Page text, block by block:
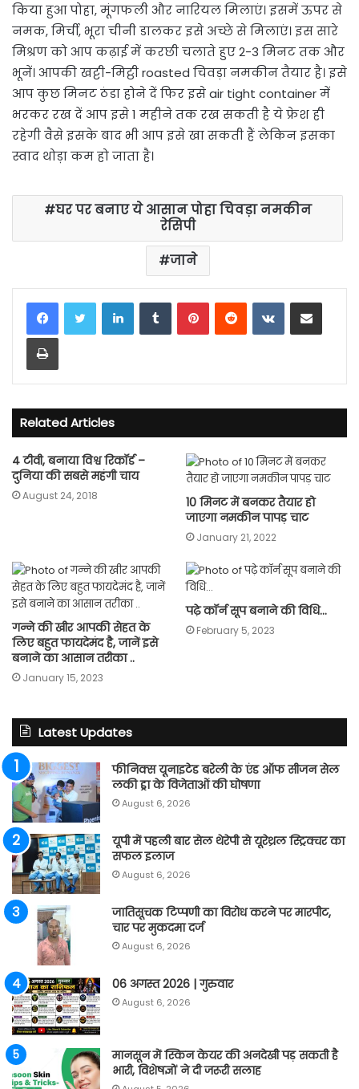
किया हुआ पोहा, मूंगफली और नारियल मिलाएं। इसमें ऊपर से
नमक, मिर्ची, भूरा चीनी डालकर इसे अच्छे से मिलाएं। इस सारे
मिश्रण को आप कढ़ाई में करछी चलाते हुए 2-3 मिनट तक और
भूनें। आपकी खट्टी-मिट्ठी roasted चिवड़ा नमकीन तैयार है। इसे
आप कुछ मिनट ठंडा होने दें फिर इसे air tight container में
भरकर रख दें आप इसे 1 महीने तक रख सकती है ये फ्रेश ही
रहेगी वैसे इसके बाद भी आप इसे खा सकती हैं लेकिन इसका
स्वाद थोड़ा कम हो जाता है।
घर पर बनाए ये आसान पोहा चिवड़ा नमकीन
रेसिपी
जाने
LinkedInTumblrPinterestReddit VKontakteShare via Email
Print
Related Articles
4 टीवी, बनाया विश्व रिकॉर्ड –
दुनिया की सबसे महंगी चाय
August 24, 2018
10 मिनट में बनकर तैयार हो
जाएगा नमकीन पापड़ चाट
January 21, 2022
गन्ने की खीर आपकी सेहत के
लिए बहुत फायदेमंद है, जानें इसे
बनाने का आसान तरीका ..
January 15, 2023
पढ़े कॉर्न सूप बनाने की विधि…
February 5, 2023
Latest Updates
फीनिक्स यूनाइटेड बरेली के एंड ऑफ सीजन सेल
लकी ड्रा के विजेताओं की घोषणा
August 6, 2026
यूपी में पहली बार सेल थेरेपी से यूरेथ्रल स्ट्रिक्चर का
सफल इलाज
August 6, 2026
जातिसूचक टिप्पणी का विरोध करने पर मारपीट,
चार पर मुकदमा दर्ज
August 6, 2026
06 अगस्त 2026 | गुरुवार
August 6, 2026
मानसून में स्किन केयर की अनदेखी पड़ सकती है
भारी, विशेषज्ञों ने दी जरूरी सलाह